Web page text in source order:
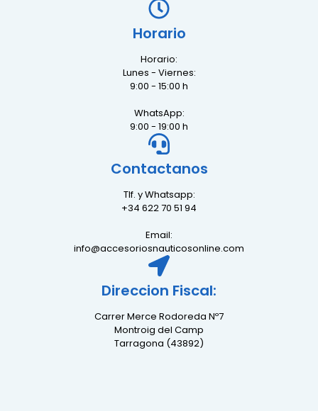
Horario
Horario:
Lunes - Viernes:
9:00 - 15:00 h
WhatsApp:
9:00 - 19:00 h
Contactanos
Tlf. y Whatsapp:
+34 622 70 51 94
Email:
info@accesoriosnauticosonline.com
Direccion Fiscal:
Carrer Merce Rodoreda Nº7
Montroig del Camp
Tarragona (43892)